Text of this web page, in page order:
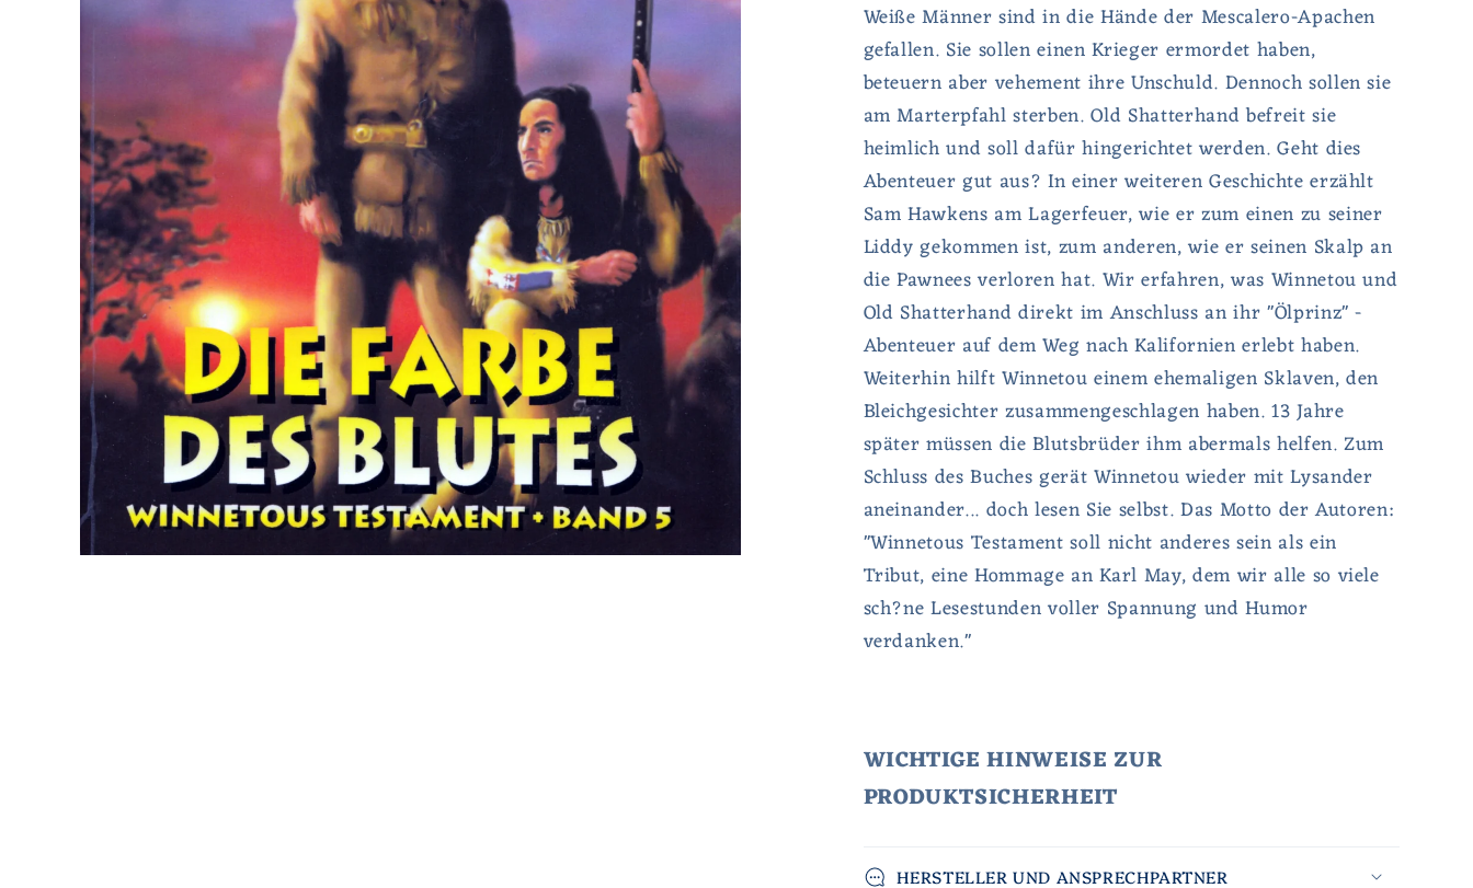
Weiße Männer sind in die Hände der Mescalero-Apachen
gefallen. Sie sollen einen Krieger ermordet haben,
beteuern aber vehement ihre Unschuld. Dennoch sollen sie
am Marterpfahl sterben. Old Shatterhand befreit sie
heimlich und soll dafür hingerichtet werden. Geht dies
Abenteuer gut aus? In einer weiteren Geschichte erzählt
Sam Hawkens am Lagerfeuer, wie er zum einen zu seiner
Liddy gekommen ist, zum anderen, wie er seinen Skalp an
die Pawnees verloren hat. Wir erfahren, was Winnetou und
Old Shatterhand direkt im Anschluss an ihr "Ölprinz" -
Abenteuer auf dem Weg nach Kalifornien erlebt haben.
Weiterhin hilft Winnetou einem ehemaligen Sklaven, den
Bleichgesichter zusammengeschlagen haben. 13 Jahre
später müssen die Blutsbrüder ihm abermals helfen. Zum
Schluss des Buches gerät Winnetou wieder mit Lysander
aneinander... doch lesen Sie selbst. Das Motto der Autoren:
"Winnetous Testament soll nicht anderes sein als ein
Tribut, eine Hommage an Karl May, dem wir alle so viele
sch?ne Lesestunden voller Spannung und Humor
verdanken."
WICHTIGE HINWEISE ZUR
PRODUKTSICHERHEIT
HERSTELLER UND ANSPRECHPARTNER